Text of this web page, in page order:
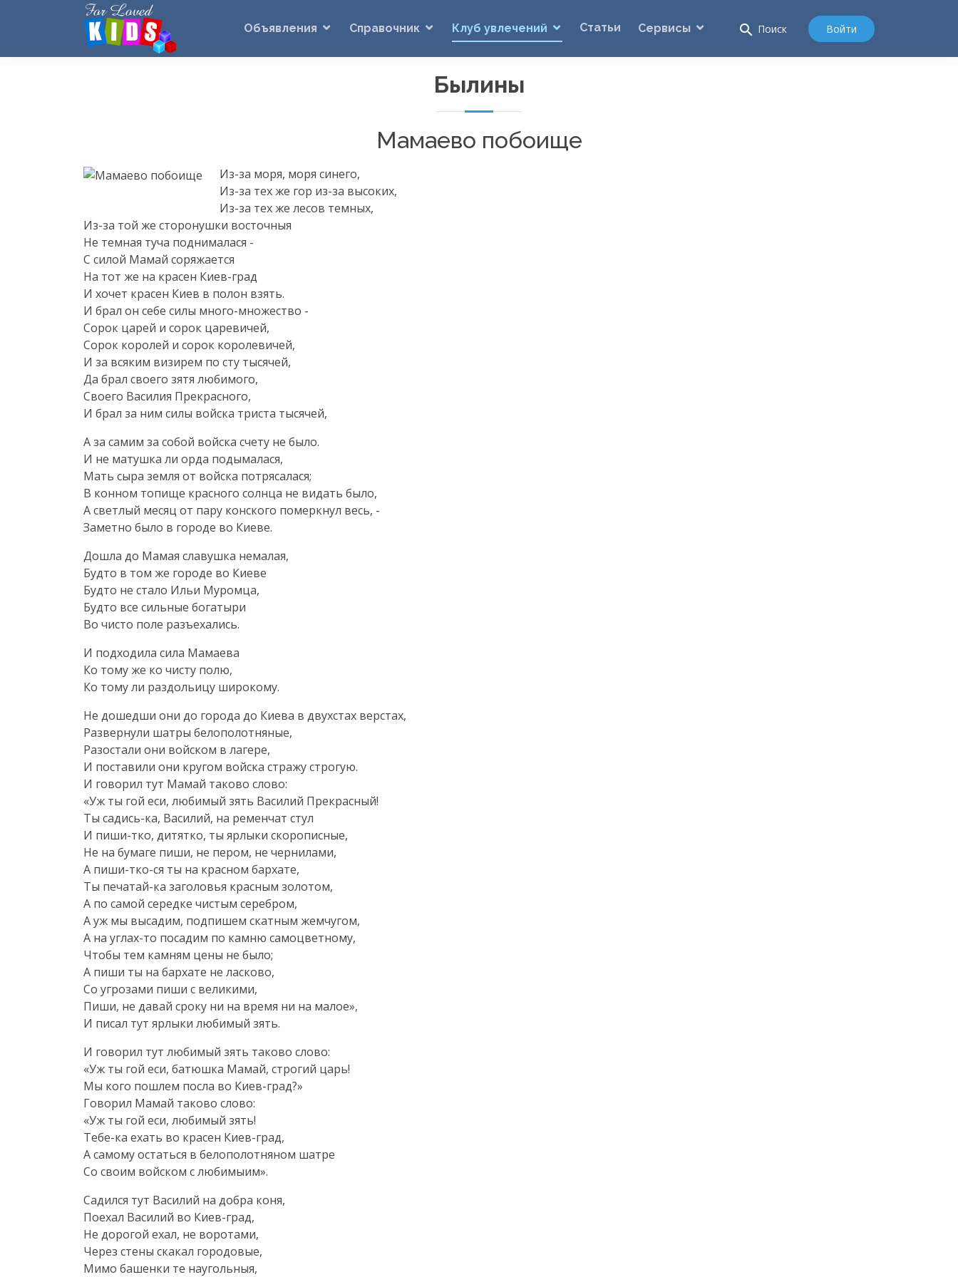
Объявления Справочник Клуб увлечений Статьи Сервисы search Поиск Войти
Былины
Мамаево побоище
Из-за моря, моря синего,
Из-за тех же гор из-за высоких,
Из-за тех же лесов темных,
Из-за той же сторонушки восточныя
Не темная туча поднималася -
С силой Мамай соряжается
На тот же на красен Киев-град
И хочет красен Киев в полон взять.
И брал он себе силы много-множество -
Сорок царей и сорок царевичей,
Сорок королей и сорок королевичей,
И за всяким визирем по сту тысячей,
Да брал своего зятя любимого,
Своего Василия Прекрасного,
И брал за ним силы войска триста тысячей,
А за самим за собой войска счету не было.
И не матушка ли орда подымалася,
Мать сыра земля от войска потрясалася;
В конном топище красного солнца не видать было,
А светлый месяц от пару конского померкнул весь, -
Заметно было в городе во Киеве.
Дошла до Мамая славушка немалая,
Будто в том же городе во Киеве
Будто не стало Ильи Муромца,
Будто все сильные богатыри
Во чисто поле разъехались.
И подходила сила Мамаева
Ко тому же ко чисту полю,
Ко тому ли раздольицу широкому.
Не дошедши они до города до Киева в двухстах верстах,
Развернули шатры белополотняные,
Разостали они войском в лагере,
И поставили они кругом войска стражу строгую.
И говорил тут Мамай таково слово:
«Уж ты гой еси, любимый зять Василий Прекрасный!
Ты садись-ка, Василий, на ременчат стул
И пиши-тко, дитятко, ты ярлыки скорописные,
Не на бумаге пиши, не пером, не чернилами,
А пиши-тко-ся ты на красном бархате,
Ты печатай-ка заголовья красным золотом,
А по самой середке чистым серебром,
А уж мы высадим, подпишем скатным жемчугом,
А на углах-то посадим по камню самоцветному,
Чтобы тем камням цены не было;
А пиши ты на бархате не ласково,
Со угрозами пиши с великими,
Пиши, не давай сроку ни на время ни на малое»,
И писал тут ярлыки любимый зять.
И говорил тут любимый зять таково слово:
«Уж ты гой еси, батюшка Мамай, строгий царь!
Мы кого пошлем посла во Киев-град?»
Говорил Мамай таково слово:
«Уж ты гой еси, любимый зять!
Тебе-ка ехать во красен Киев-град,
А самому остаться в белополотняном шатре
Со своим войском с любимыим».
Садился тут Василий на добра коня,
Поехал Василий во Киев-град,
Не дорогой ехал, не воротами,
Через стены скакал городовые,
Мимо башенки те наугольныя,